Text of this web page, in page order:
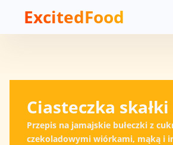
ExcitedFood
Ciasteczka skałki
Przepis na jamajskie bułeczki z
czekoladowymi wiórkami, mąką i